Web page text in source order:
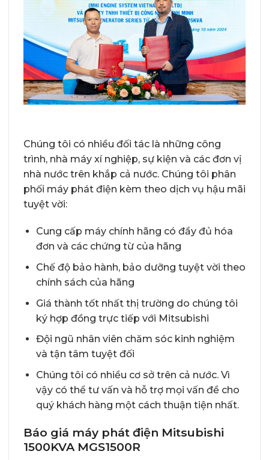
Chúng tôi có nhiều đối tác là những công
trình, nhà máy xí nghiệp, sự kiện và các đơn vị
nhà nước trên khắp cả nước. Chúng tôi phân
phối máy phát điện kèm theo dịch vụ hậu mãi
tuyệt vời:
Cung cấp máy chính hãng có đầy đủ hóa
đơn và các chứng từ của hãng
Chế độ bảo hành, bảo dưỡng tuyệt vời theo
chính sách của hãng
Giá thành tốt nhất thị trường do chúng tôi
ký hợp đồng trực tiếp với Mitsubishi
Đội ngũ nhân viên chăm sóc kinh nghiệm
và tận tâm tuyệt đối
Chúng tôi có nhiều cơ sở trên cả nước. Vì
vậy có thể tư vấn và hỗ trợ mọi vấn đề cho
quý khách hàng một cách thuận tiện nhất.
Báo giá máy phát điện Mitsubishi
1500KVA MGS1500R